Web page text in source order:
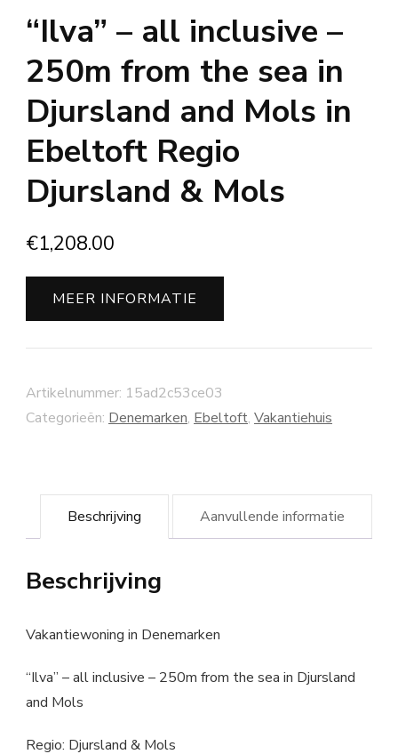
“Ilva” – all inclusive –
250m from the sea in
Djursland and Mols in
Ebeltoft Regio
Djursland & Mols
€1,208.00
MEER INFORMATIE
Artikelnummer: 15ad2c53ce03
Categorieën: Denemarken, Ebeltoft, Vakantiehuis
Beschrijving Aanvullende informatie
Beschrijving
Vakantiewoning in Denemarken
“Ilva” – all inclusive – 250m from the sea in Djursland
and Mols
Regio: Djursland & Mols